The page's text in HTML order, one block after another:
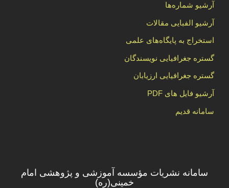
آرشیو شماره‌ها
آرشیو الفبایی مقالات
استخراج به پایگاه‌های علمی
گستره جغرافیایی نویسندگان
گستره جغرافیایی ارزیابان
آرشیو فایل های PDF
سامانه قدیم
سامانه نشریات مؤسسه آموزشی و پژوهشی امام
خمینی(ره)